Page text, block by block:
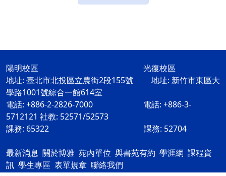
陽明校區 光復校區
地址: 臺北市北投區立農街2段155號 地址: 新竹市東區大
學路1001號綜合一館614室
電話: +886-2-2826-7000 電話: +886-3-
5712121 社教: 52571/52573
課務: 65322 課務: 52704
最新消息 關於博雅 苑內單位 與書苑有約 學涯網 課程資
訊 學生專區 表單規章 聯絡我們